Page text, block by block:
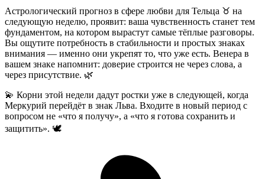
Астрологический прогноз в сфере любви для Тельца ♉ на
следующую неделю, проявит: ваша чувственность станет тем
фундаментом, на котором вырастут самые тёплые разговоры.
Вы ощутите потребность в стабильности и простых знаках
внимания — именно они укрепят то, что уже есть. Венера в
вашем знаке напомнит: доверие строится не через слова, а
через присутствие. 🌿
💫 Корни этой недели дадут ростки уже в следующей, когда
Меркурий перейдёт в знак Льва. Входите в новый период с
вопросом не «что я получу», а «что я готова сохранить и
защитить». 🕊️